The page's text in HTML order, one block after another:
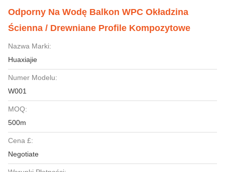
Odporny Na Wodę Balkon WPC Okładzina
Ścienna / Drewniane Profile Kompozytowe
Nazwa Marki:
Huaxiajie
Numer Modelu:
W001
MOQ:
500m
Cena £:
Negotiate